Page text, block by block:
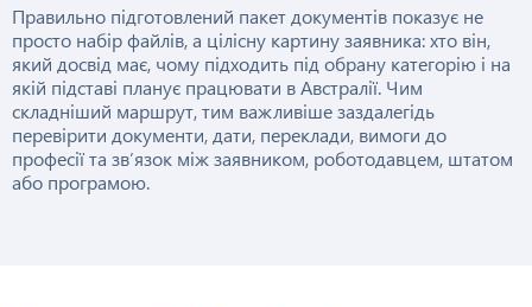
Правильно підготовлений пакет документів показує не
просто набір файлів, а цілісну картину заявника: хто він,
який досвід має, чому підходить під обрану категорію і на
якій підставі планує працювати в Австралії. Чим
складніший маршрут, тим важливіше заздалегідь
перевірити документи, дати, переклади, вимоги до
професії та зв’язок між заявником, роботодавцем, штатом
або програмою.